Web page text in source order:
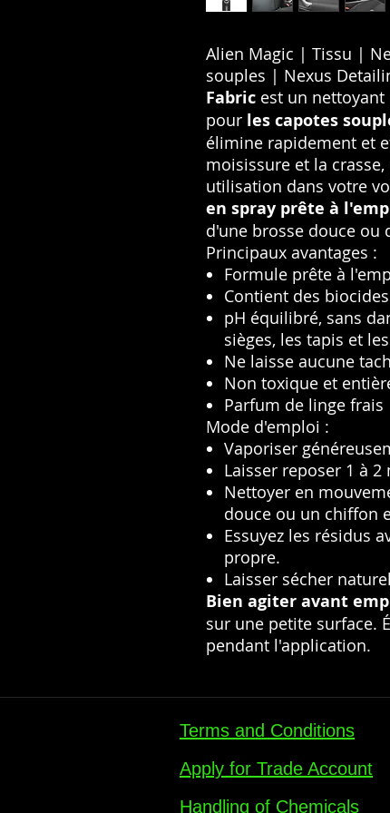
Alien Magic | Tissu |
souples | Nexus
Fabric est un
pour les capotes
élimine rapidement et
moisissure et la
utilisation dans votre
en spray prête à
d'une brosse douce
Principaux avantages :
Formule prête à
Contient des
pH équilibré, sans
sièges, les tapis et
Ne laisse aucune
Non toxique et
Parfum de linge frais
Mode d'emploi :
Vaporiser
Laisser reposer 1 à 2
Nettoyer en
douce ou un chiffon
Essuyez les résidus
propre.
Laisser sécher
Bien agiter avant
sur une petite surface.
pendant l'application.
Terms and Conditions
Apply for Trade Account
Handling of Chemicals